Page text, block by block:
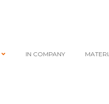
IN COMPANY